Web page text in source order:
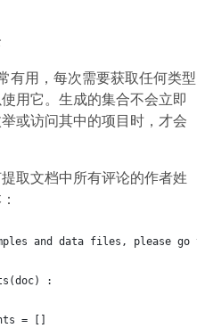
有用，每次需要获取任何类型
用它。生成的集合不会立即
或访问其中的项目时，才会
取文档中所有评论的作者姓
and data files, please go
:
= []